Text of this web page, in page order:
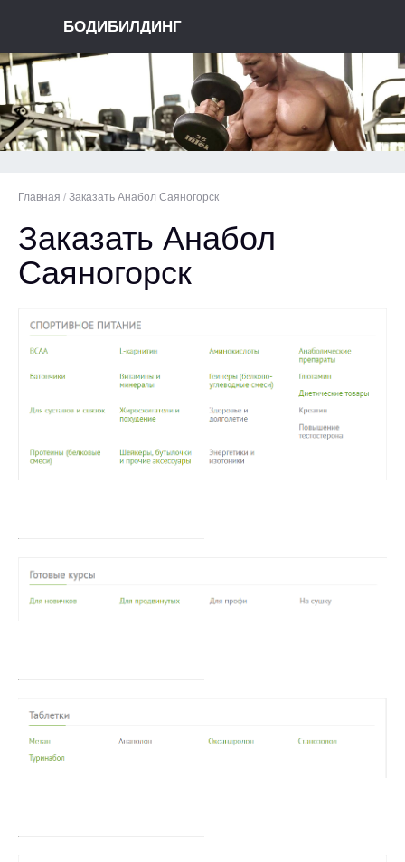
БОДИБИЛДИНГ
Главная / Заказать Анабол Саяногорск
Заказать Анабол
Саяногорск